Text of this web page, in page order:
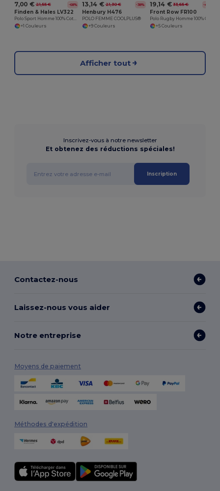
7,00 € 21,55 € -68%
Finden & Hales LV322
Polo Sport Homme 100% Coton
+1 Couleurs
13,14 € 21,30 € -38%
Henbury H476
POLO FEMME COOLPLUS®
+9 Couleurs
19,14 € 33,65 € -43%
Front Row FR100
+5 Couleurs
Afficher tout
Inscrivez-vous à notre newsletter
Et obtenez des réductions spéciales!
Inscription
Contactez-nous
Laissez-nous vous aider
Notre entreprise
Moyens de paiement
Méthodes d'expédition